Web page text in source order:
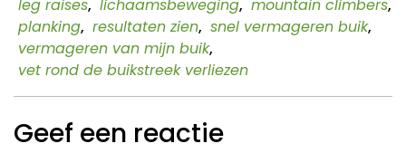
leg raises, lichaamsbeweging, mountain climbers,
planking, resultaten zien, snel vermageren buik,
vermageren van mijn buik,
vet rond de buikstreek verliezen
Geef een reactie